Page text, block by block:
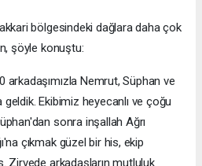
bölgesindeki dağlara daha çok
şöyle konuştu:
Nemrut, Süphan ve
geldik. Ekibimiz heyecanlı ve çoğu
sonra inşallah Ağrı
çıkmak güzel bir his, ekip
Zirvede arkadaşların mutluluk